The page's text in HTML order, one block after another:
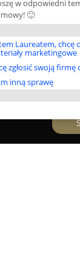
w odpowiedni
🙂
Laureatem, chcę
marketingowe
zgłosić swoją firmę
inną sprawę